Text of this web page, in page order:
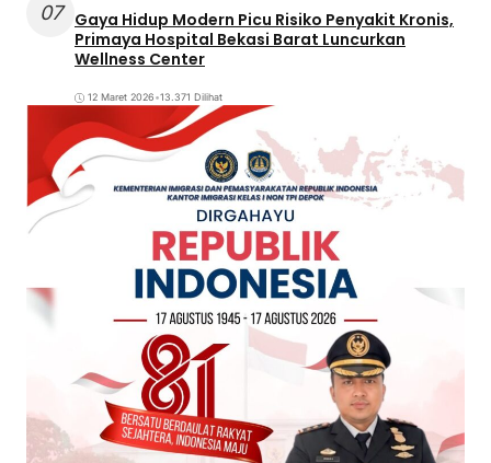
07
Gaya Hidup Modern Picu Risiko Penyakit Kronis,
Primaya Hospital Bekasi Barat Luncurkan
Wellness Center
12 Maret 2026•13.371 Dilihat